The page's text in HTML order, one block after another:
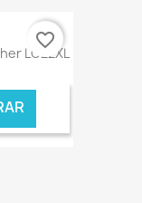
€ ONLINE
LC22XL
favorite_border